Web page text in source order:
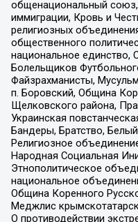
общенациональный
иммиграции, Кровь и
религиозных
общественного
национальное единство,
Болельщиков
Файзрахманисты,
п. Боровский, Община
Щелковского района,
Украинская
Бандеры, Братство,
Религиозное
Народная Социальная
Этнополитическое
национальное
Община Коренного
Меджлис
О противодействии